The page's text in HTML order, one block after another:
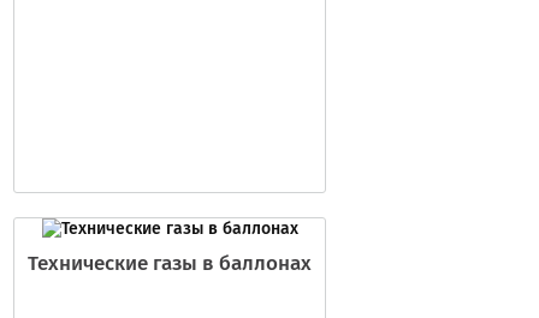
Технические газы в баллонах